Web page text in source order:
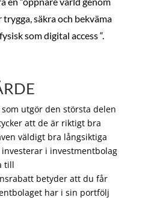
säkra och bekväma
som digital access “.
utgör den största delen
att de är riktigt bra
väldigt bra långsiktiga
i investmentbolag
till
betyder att du får
har i sin portfölj